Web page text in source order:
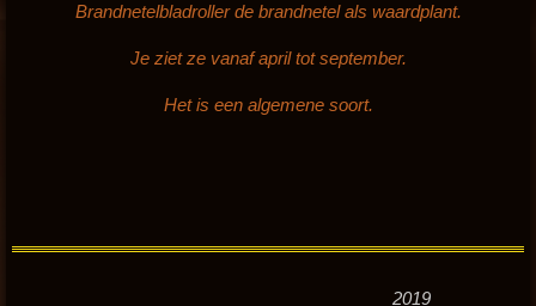
Brandnetelbladroller de brandnetel als waardplant.
Je ziet ze vanaf april tot september.
Het is een algemene soort.
2019